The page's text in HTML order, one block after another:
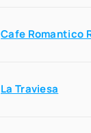
Cafe Romantico
La Traviesa